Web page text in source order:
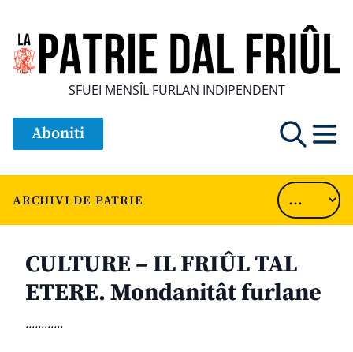
SFUEI MENSÎL FURLAN INDIPENDENT
Aboniti
ARCHIVI DE PATRIE
CULTURE – IL FRIÛL TAL
ETERE. Mondanitât furlane
............